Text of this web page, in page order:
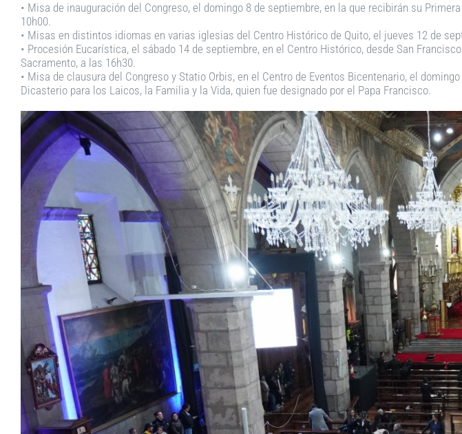
• Misa de inauguración del Congreso, el domingo 8 de septiembre, en la que recibirán su
10h00.
• Misas en distintos idiomas en varias iglesias del Centro Histórico de Quito, el jueves 12 de
• Procesión Eucarística, el sábado 14 de septiembre, en el Centro Histórico, desde San
Sacramento, a las 16h30.
• Misa de clausura del Congreso y Statio Orbis, en el Centro de Eventos Bicentenario, el
Dicasterio para los Laicos, la Familia y la Vida, quien fue designado por el Papa Francisco.